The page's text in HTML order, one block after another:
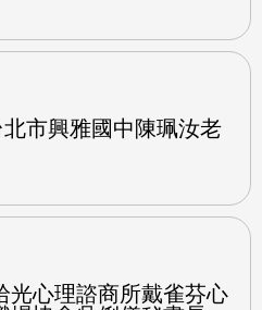
市興雅國中陳珮汝老
光心理諮商所戴雀芬心